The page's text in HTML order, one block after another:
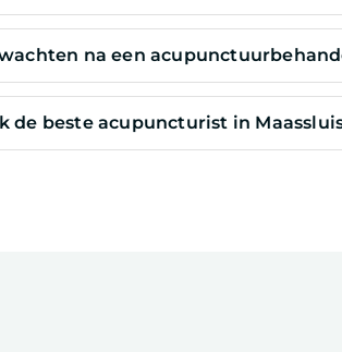
na een
de beste acupuncturist in